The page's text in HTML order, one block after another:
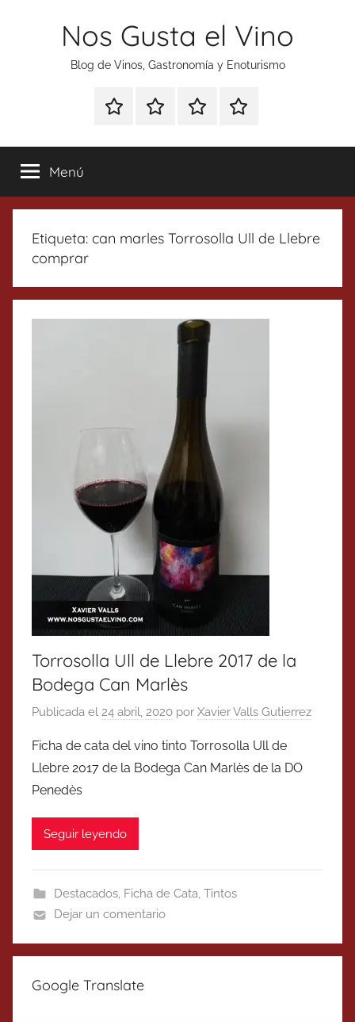
Nos Gusta el Vino
Blog de Vinos, Gastronomía y Enoturismo
Especial
Tonics
Enoturismo
Gastronomía
RankingContacto
Menú
Etiqueta: can marles Torrosolla Ull de Llebre
comprar
Torrosolla Ull de Llebre 2017 de la
Bodega Can Marlès
Publicada el 24 abril, 2020 por Xavier Valls Gutierrez
Ficha de cata del vino tinto Torrosolla Ull de
Llebre 2017 de la Bodega Can Marlès de la DO
Penedès
Seguir leyendo
Destacados, Ficha de Cata, Tintos
Dejar un comentario
Google Translate